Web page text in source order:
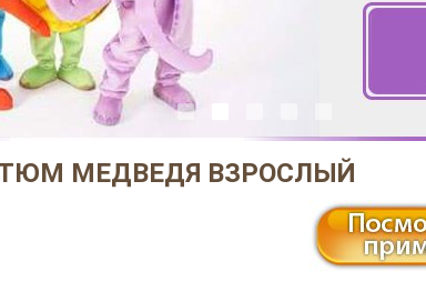
МЕДВЕДЯ ВЗРОСЛЫЙ